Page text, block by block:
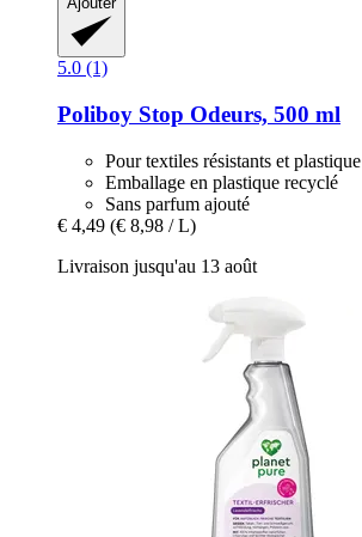
5.0 (1)
Poliboy Stop Odeurs, 500 ml
Pour textiles résistants et plastique
Emballage en plastique recyclé
Sans parfum ajouté
€ 4,49 (€ 8,98 / L)
Livraison jusqu'au 13 août